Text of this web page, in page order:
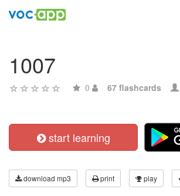
1007
0 67 flashcards
start learning
download mp3 print play